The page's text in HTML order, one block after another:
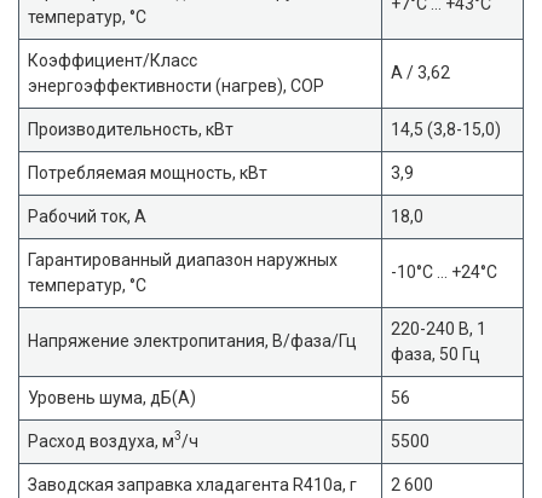
температур, °С
Коэффициент/Класс
энергоэффективности (нагрев), COP
A / 3,62
Производительность, кВт 14,5 (3,8-15,0)
Потребляемая мощность, кВт 3,9
Рабочий ток, А 18,0
Гарантированный диапазон наружных
температур, °С
-10°C … +24°C
Напряжение электропитания, В/фаза/Гц
220-240 В, 1
фаза, 50 Гц
Уровень шума, дБ(A) 56
Расход воздуха, м3/ч 5500
Заводская заправка хладагента R410a, г 2 600